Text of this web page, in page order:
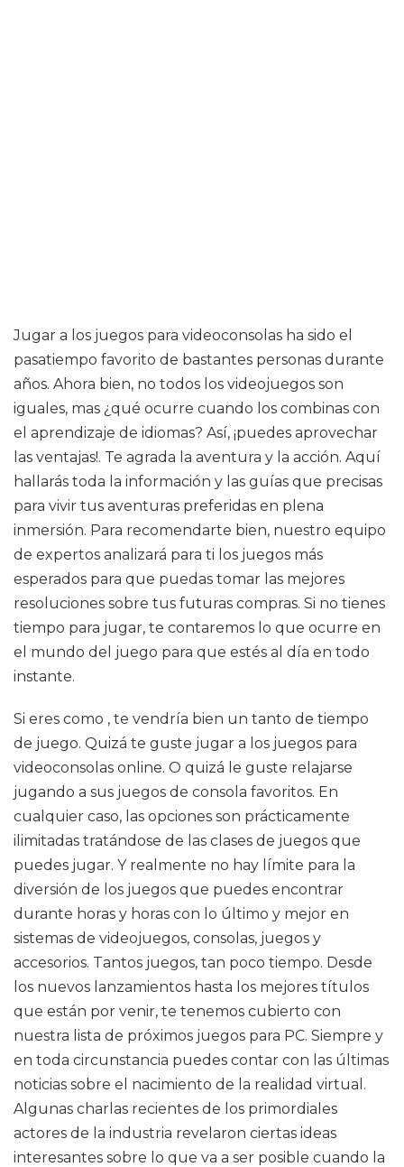
Jugar a los juegos para videoconsolas ha sido el
pasatiempo favorito de bastantes personas durante
años. Ahora bien, no todos los videojuegos son
iguales, mas ¿qué ocurre cuando los combinas con
el aprendizaje de idiomas? Así, ¡puedes aprovechar
las ventajas!. Te agrada la aventura y la acción. Aquí
hallarás toda la información y las guías que precisas
para vivir tus aventuras preferidas en plena
inmersión. Para recomendarte bien, nuestro equipo
de expertos analizará para ti los juegos más
esperados para que puedas tomar las mejores
resoluciones sobre tus futuras compras. Si no tienes
tiempo para jugar, te contaremos lo que ocurre en
el mundo del juego para que estés al día en todo
instante.
Si eres como , te vendría bien un tanto de tiempo
de juego. Quizá te guste jugar a los juegos para
videoconsolas online. O quizá le guste relajarse
jugando a sus juegos de consola favoritos. En
cualquier caso, las opciones son prácticamente
ilimitadas tratándose de las clases de juegos que
puedes jugar. Y realmente no hay límite para la
diversión de los juegos que puedes encontrar
durante horas y horas con lo último y mejor en
sistemas de videojuegos, consolas, juegos y
accesorios. Tantos juegos, tan poco tiempo. Desde
los nuevos lanzamientos hasta los mejores títulos
que están por venir, te tenemos cubierto con
nuestra lista de próximos juegos para PC. Siempre y
en toda circunstancia puedes contar con las últimas
noticias sobre el nacimiento de la realidad virtual.
Algunas charlas recientes de los primordiales
actores de la industria revelaron ciertas ideas
interesantes sobre lo que va a ser posible cuando la